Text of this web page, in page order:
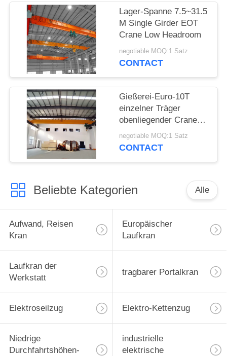
Lager-Spanne 7.5~31.5
M Single Girder EOT
Crane Low Headroom
negotiable MOQ:1 Satz
CONTACT
Gießerei-Euro-10T
einzelner Träger
obenliegender Crane
Compact Structure
negotiable MOQ:1 Satz
CONTACT
Beliebte Kategorien Alle
Aufwand, Reisen
Kran
Europäischer
Laufkran
Laufkran der
Werkstatt
tragbarer Portalkran
Elektroseilzug Elektro-Kettenzug
Niedrige
Durchfahrtshöhen-
industrielle
elektrische